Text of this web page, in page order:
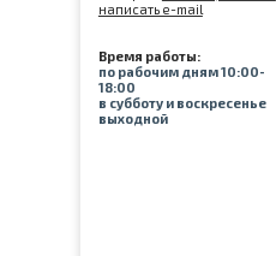
написать e-mail
Время работы:
по рабочим дням 10:00-
18:00
в субботу и воскресенье
выходной